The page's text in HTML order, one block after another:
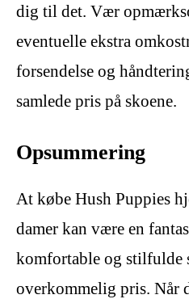
dig til det. Vær
eventuelle ekstra
forsendelse og
samlede pris på skoene.
Opsummering
At købe Hush Puppies
damer kan være en
komfortable og stilfulde
overkommelig pris. Når